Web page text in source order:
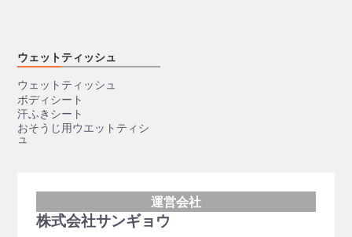
ウェットティッシュ
ウェットティッシュ
ボディシート
汗ふきシート
おそうじ用ウエットティシ
ュ
運営会社
株式会社サンギョウ